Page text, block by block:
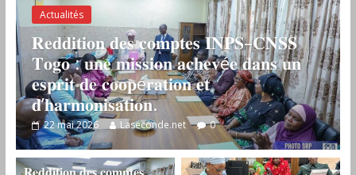
Actualités
𝐑𝐞𝐝𝐝𝐢𝐭𝐢𝐨𝐧 𝐝𝐞𝐬 𝐜𝐨𝐦𝐩𝐭𝐞𝐬 𝐈𝐍𝐏𝐒–𝐂𝐍𝐒𝐒
𝐓𝐨𝐠𝐨 : 𝐮𝐧𝐞 𝐦𝐢𝐬𝐬𝐢𝐨𝐧 𝐚𝐜𝐡𝐞𝐯é𝐞 𝐝𝐚𝐧𝐬 𝐮𝐧
𝐞𝐬𝐩𝐫𝐢𝐭 𝐝𝐞 𝐜𝐨𝐨𝐩é𝐫𝐚𝐭𝐢𝐨𝐧 𝐞𝐭
𝐝’𝐡𝐚𝐫𝐦𝐨𝐧𝐢𝐬𝐚𝐭𝐢𝐨𝐧.
22 mai 2026 Laseconde.net 0